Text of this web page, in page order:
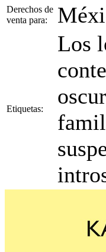
Derechos de
venta para:
Etiquetas:
Los